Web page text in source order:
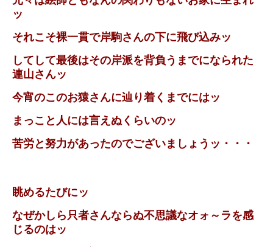
ッ
それこそ裸一貫で岸駒さんの下に飛び込みッ
してして最後はその岸派を背負うまでになられた
連山さんッ
今宵のこのお猿さんに辿り着くまでにはッ
まっこと人には言えぬくらいのッ
苦労と努力があったのでございましょうッ・・・
眺めるたびにッ
なぜかしら只者さんならぬ不思議なオォ～ラを感
じるのはッ